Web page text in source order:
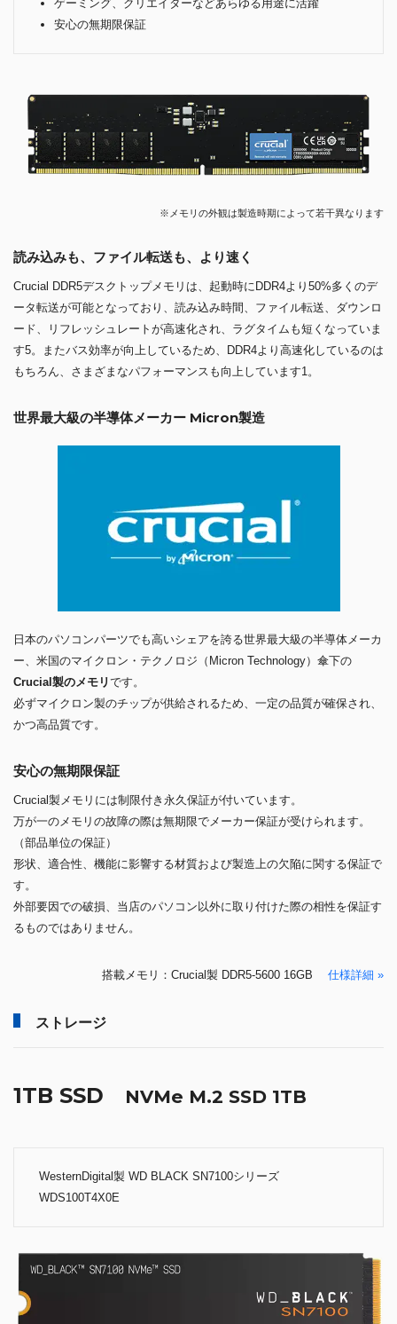
ゲーミング、クリエイターなどあらゆる用途に活躍
安心の無期限保証
※メモリの外観は製造時期によって若干異なります
読み込みも、ファイル転送も、より速く
Crucial DDR5デスクトップメモリは、起動時にDDR4より50%多くのデ
ータ転送が可能となっており、読み込み時間、ファイル転送、ダウンロ
ード、リフレッシュレートが高速化され、ラグタイムも短くなっていま
す5。またバス効率が向上しているため、DDR4より高速化しているのは
もちろん、さまざまなパフォーマンスも向上しています1。
世界最大級の半導体メーカー Micron製造
日本のパソコンパーツでも高いシェアを誇る世界最大級の半導体メーカ
ー、米国のマイクロン・テクノロジ（Micron Technology）傘下の
Crucial製のメモリです。
必ずマイクロン製のチップが供給されるため、一定の品質が確保され、
かつ高品質です。
安心の無期限保証
Crucial製メモリには制限付き永久保証が付いています。
万が一のメモリの故障の際は無期限でメーカー保証が受けられます。
（部品単位の保証）
形状、適合性、機能に影響する材質および製造上の欠陥に関する保証で
す。
外部要因での破損、当店のパソコン以外に取り付けた際の相性を保証す
るものではありません。
搭載メモリ：Crucial製 DDR5-5600 16GB 仕様詳細 »
ストレージ
1TB SSD NVMe M.2 SSD 1TB
WesternDigital製 WD BLACK SN7100シリーズ
WDS100T4X0E